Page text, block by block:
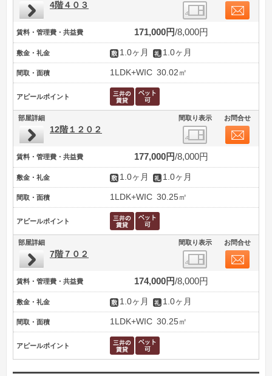
4階４０３
賃料・管理費・共益費 171,000円 8,000円
敷金・礼金 1.0ヶ月 1.0ヶ月
間取・面積 1LDK+WIC 30.02㎡
アピールポイント
部屋詳細 間取り表示 お問合せ
12階１２０２
賃料・管理費・共益費 177,000円 8,000円
敷金・礼金 1.0ヶ月 1.0ヶ月
間取・面積 1LDK+WIC 30.25㎡
アピールポイント
部屋詳細 間取り表示 お問合せ
7階７０２
賃料・管理費・共益費 174,000円 8,000円
敷金・礼金 1.0ヶ月 1.0ヶ月
間取・面積 1LDK+WIC 30.25㎡
アピールポイント